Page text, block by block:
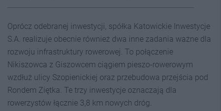
Oprócz odebranej inwestycji, spółka Katowickie Inwestycje
S.A. realizuje obecnie również dwa inne zadania ważne dla
rozwoju infrastruktury rowerowej. To połączenie
Nikiszowca z Giszowcem ciągiem pieszo-rowerowym
wzdłuż ulicy Szopienickiej oraz przebudowa przejścia pod
Rondem Ziętka. Te trzy inwestycje oznaczają dla
rowerzystów łącznie 3,8 km nowych dróg.